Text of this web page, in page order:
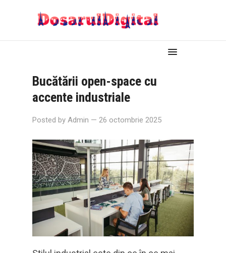
Bucătării open-space cu
accente industriale
Posted by Admin — 26 octombrie 2025